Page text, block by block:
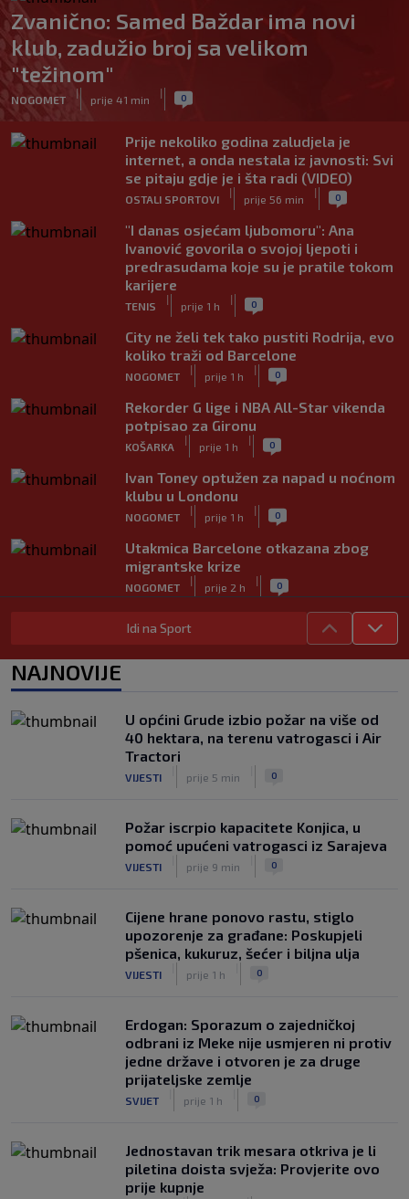
Zvanično: Samed Baždar ima novi
klub, zadužio broj sa velikom
"težinom"
NOGOMET
|
prije 41 min
| 0
Prije nekoliko godina zaludjela je
internet, a onda nestala iz javnosti: Svi
se pitaju gdje je i šta radi (VIDEO)
OSTALI SPORTOVI
|
prije 56 min
| 0
"I danas osjećam ljubomoru": Ana
Ivanović govorila o svojoj ljepoti i
predrasudama koje su je pratile tokom
karijere
TENIS
|
prije 1 h
| 0
City ne želi tek tako pustiti Rodrija, evo
koliko traži od Barcelone
NOGOMET
|
prije 1 h
| 0
Rekorder G lige i NBA All-Star vikenda
potpisao za Gironu
KOŠARKA
|
prije 1 h
| 0
Ivan Toney optužen za napad u noćnom
klubu u Londonu
NOGOMET
|
prije 1 h
| 0
Utakmica Barcelone otkazana zbog
migrantske krize
NOGOMET
|
prije 2 h
| 0
FS Norveške poručio Infantinu: Odlazi,
odmah!
NOGOMET prije 2 h
u bikiniju (FOTO+VIDEO)
OSTALI SPORTOVI
|
prije 2 h
| 0
Idi na Sport
NAJNOVIJE
U općini Grude izbio požar na više od
40 hektara, na terenu vatrogasci i Air
Tractori
VIJESTI prije 5 min 0
Požar iscrpio kapacitete Konjica, u
pomoć upućeni vatrogasci iz Sarajeva
VIJESTI prije 9 min 0
Cijene hrane ponovo rastu, stiglo
upozorenje za građane: Poskupjeli
pšenica, kukuruz, šećer i biljna ulja
VIJESTI prije 1 h 0
Erdogan: Sporazum o zajedničkoj
odbrani iz Meke nije usmjeren ni protiv
jedne države i otvoren je za druge
prijateljske zemlje
SVIJET prije 1 h 0
Jednostavan trik mesara otkriva je li
piletina doista svježa: Provjerite ovo
prije kupnje